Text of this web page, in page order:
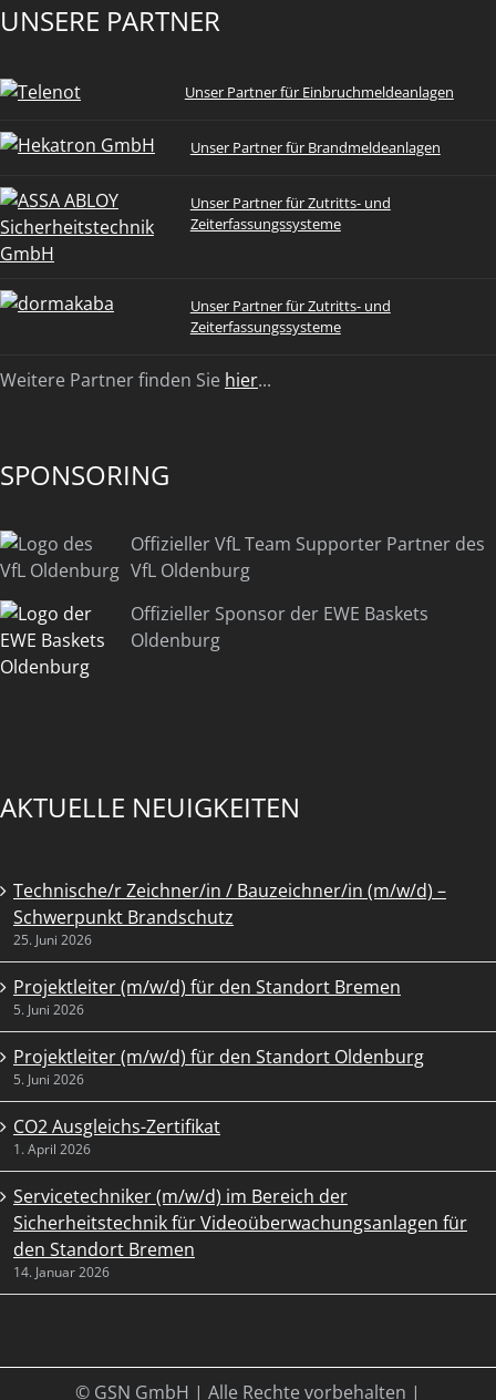
UNSERE PARTNER
Unser Partner für Einbruchmeldeanlagen
Unser Partner für Brandmeldeanlagen
Unser Partner für Zutritts- und
Zeiterfassungssysteme
Unser Partner für Zutritts- und
Zeiterfassungssysteme
Weitere Partner finden Sie hier...
SPONSORING
Offizieller VfL Team Supporter Partner des
VfL Oldenburg
Offizieller Sponsor der EWE Baskets
Oldenburg
AKTUELLE NEUIGKEITEN
Technische/r Zeichner/in / Bauzeichner/in (m/w/d) –
Schwerpunkt Brandschutz
25. Juni 2026
Projektleiter (m/w/d) für den Standort Bremen
5. Juni 2026
Projektleiter (m/w/d) für den Standort Oldenburg
5. Juni 2026
CO2 Ausgleichs-Zertifikat
1. April 2026
Servicetechniker (m/w/d) im Bereich der
Sicherheitstechnik für Videoüberwachungsanlagen für
den Standort Bremen
14. Januar 2026
© GSN GmbH | Alle Rechte vorbehalten |